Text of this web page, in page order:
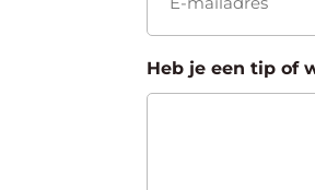
Heb je een tip of